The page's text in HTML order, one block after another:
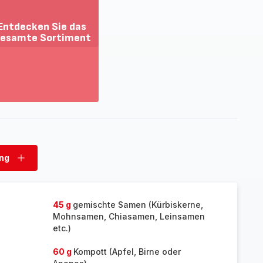
Sie das
Sortiment
Ladung
45 g gemischte Samen (Kürbiskerne,
Mohnsamen, Chiasamen, Leinsamen
etc.)
60 g Kompott (Apfel, Birne oder